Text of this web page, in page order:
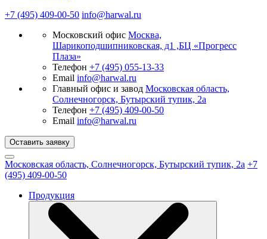
+7 (495) 409-00-50 info@harwal.ru
Московский офис Москва,
Шарикоподшипниковская, д1 ,БЦ «Прогресс
Плаза»
Телефон +7 (495) 055-13-33
Email info@harwal.ru
Главный офис и завод Московская область,
Солнечногорск, Бутырский тупик, 2а
Телефон +7 (495) 409-00-50
Email info@harwal.ru
Оставить заявку
Московская область, Солнечногорск, Бутырский тупик, 2а +7
(495) 409-00-50
Продукция